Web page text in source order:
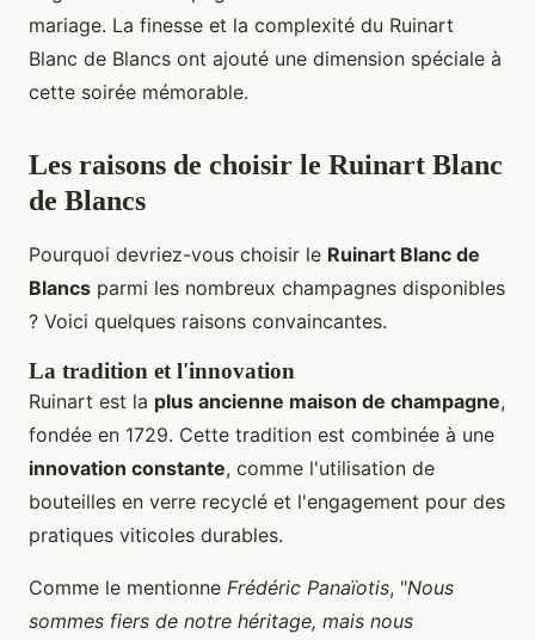
mariage. La finesse et la complexité du Ruinart
Blanc de Blancs ont ajouté une dimension spéciale à
cette soirée mémorable.
Les raisons de choisir le Ruinart Blanc
de Blancs
Pourquoi devriez-vous choisir le Ruinart Blanc de
Blancs parmi les nombreux champagnes disponibles
? Voici quelques raisons convaincantes.
La tradition et l'innovation
Ruinart est la plus ancienne maison de champagne,
fondée en 1729. Cette tradition est combinée à une
innovation constante, comme l'utilisation de
bouteilles en verre recyclé et l'engagement pour des
pratiques viticoles durables.
Comme le mentionne Frédéric Panaïotis, "Nous
sommes fiers de notre héritage, mais nous